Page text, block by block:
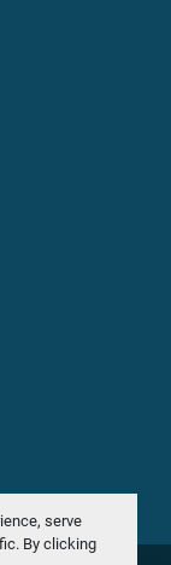
serve
By clicking